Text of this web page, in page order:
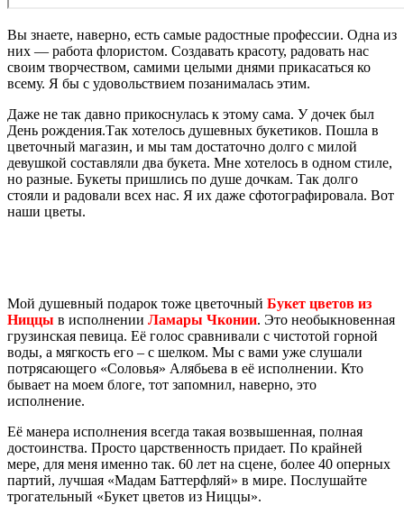
Вы знаете, наверно, есть самые радостные профессии. Одна из
них — работа флористом. Создавать красоту, радовать нас
своим творчеством, самими целыми днями прикасаться ко
всему. Я бы с удовольствием позанималась этим.
Даже не так давно прикоснулась к этому сама. У дочек был
День рождения.Так хотелось душевных букетиков. Пошла в
цветочный магазин, и мы там достаточно долго с милой
девушкой составляли два букета. Мне хотелось в одном стиле,
но разные. Букеты пришлись по душе дочкам. Так долго
стояли и радовали всех нас. Я их даже сфотографировала. Вот
наши цветы.
Мой душевный подарок тоже цветочный Букет цветов из
Ниццы в исполнении Ламары Чконии. Это необыкновенная
грузинская певица. Её голос сравнивали с чистотой горной
воды, а мягкость его – с шелком. Мы с вами уже слушали
потрясающего «Соловья» Алябьева в её исполнении. Кто
бывает на моем блоге, тот запомнил, наверно, это
исполнение.
Её манера исполнения всегда такая возвышенная, полная
достоинства. Просто царственность придает. По крайней
мере, для меня именно так. 60 лет на сцене, более 40 оперных
партий, лучшая «Мадам Баттерфляй» в мире. Послушайте
трогательный «Букет цветов из Ниццы».